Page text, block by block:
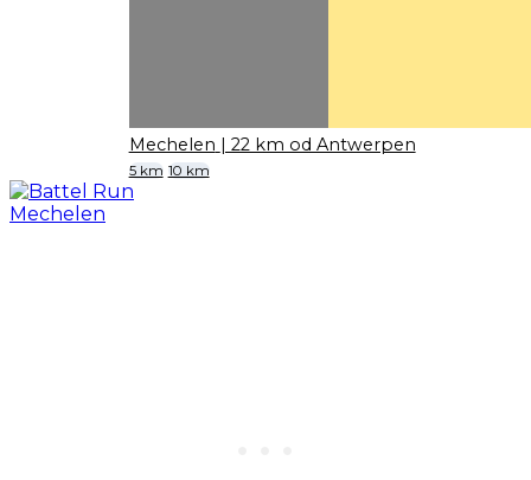
Mechelen | 22 km od Antwerpen
5 km 10 km